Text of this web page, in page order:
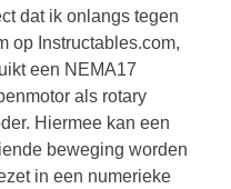
dat ik onlangs tegen
op Instructables.com,
een NEMA17
als rotary
Hiermee kan een
beweging worden
in een numerieke